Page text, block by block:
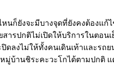
ก็ยังจะมีบางจุดที่ยังคงต้องแก้
รปกติไม่เปิดให้บริการในตอนเ
ลงไม่ให้ทั้งคนเดินเท้าและรถย
มู่บ้านชิระคะวะโกได้ตามปกติ แ